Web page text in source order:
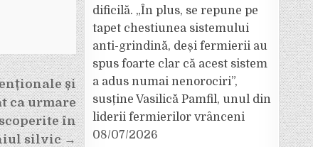
și
ca urmare
în
silvic →
dificilă. „În plus, se repune pe
tapet chestiunea sistemului
anti-grindină, deși fermierii au
spus foarte clar că acest sistem
a adus numai nenorociri”,
susține Vasilică Pamfil, unul din
liderii fermierilor vrânceni
08/07/2026